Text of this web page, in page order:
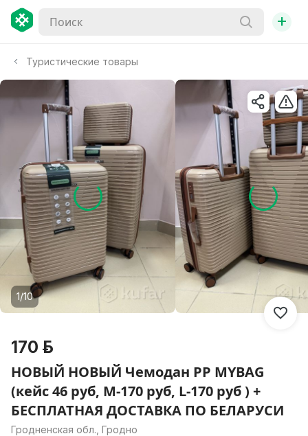
+
Туристические товары
1/10
170 р.
НОВЫЙ НОВЫЙ Чемодан PP MYBAG
(кейс 46 руб, М-170 руб, L-170 руб ) +
БЕСПЛАТНАЯ ДОСТАВКА ПО БЕЛАРУСИ
Гродненская обл., Гродно